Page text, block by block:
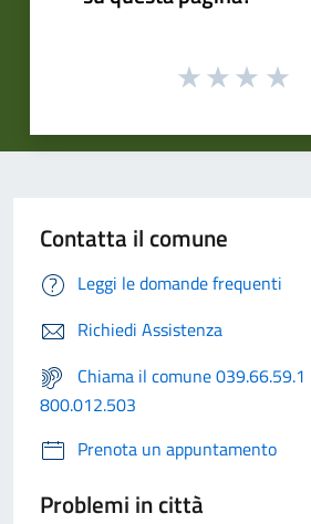
Contatta il comune
Leggi le domande frequenti
Richiedi Assistenza
Chiama il comune
800.012.503
Prenota un appuntamento
Problemi in città